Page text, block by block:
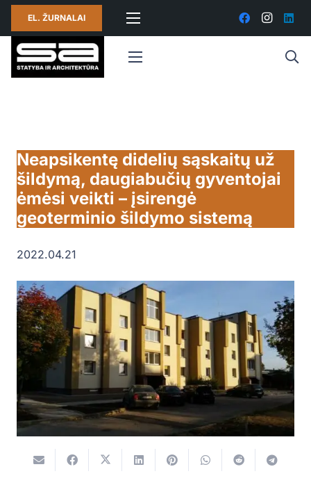
EL. ŽURNALAI
Neapsikentę didelių sąskaitų už
šildymą, daugiabučių gyventojai
ėmėsi veikti – įsirengė
geoterminio šildymo sistemą
2022.04.21